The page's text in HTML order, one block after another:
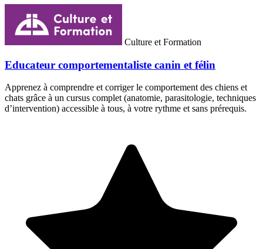
Culture et Formation
Educateur comportementaliste canin et félin
Apprenez à comprendre et corriger le comportement des chiens et
chats grâce à un cursus complet (anatomie, parasitologie, techniques
d’intervention) accessible à tous, à votre rythme et sans prérequis.